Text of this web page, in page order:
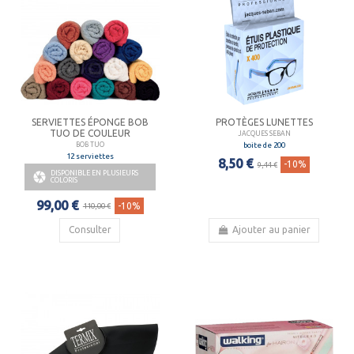
SERVIETTES ÉPONGE BOB
TUO DE COULEUR
BOB TUO
12 serviettes

DISPONIBLE EN PLUSIEURS
COLORIS
99,00 € 110,00 € -10%
Consulter
PROTÈGES LUNETTES
JACQUES SEBAN
boite de 200
8,50 € 9,44 € -10%
Ajouter au panier